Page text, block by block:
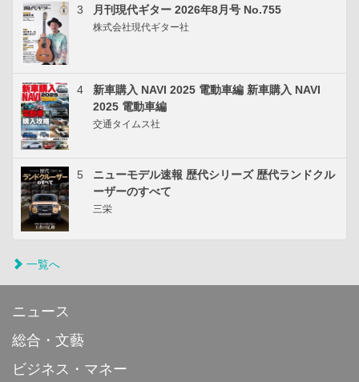
3 月刊現代ギター 2026年8月号 No.755
株式会社現代ギター社
4
新車購入 NAVI 2025 電動車編 新車購入 NAVI
2025 電動車編
交通タイムス社
5
ニューモデル速報 歴代シリーズ 歴代ランドクル
ーザーのすべて
三栄
一覧へ
ニュース
総合・文藝
ビジネス・マネー